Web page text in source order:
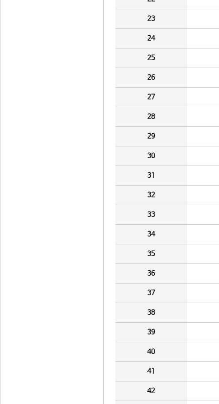
23
24
25
26
27
28
29
30
31
32
33
34
35
36
37
38
39
40
41
42